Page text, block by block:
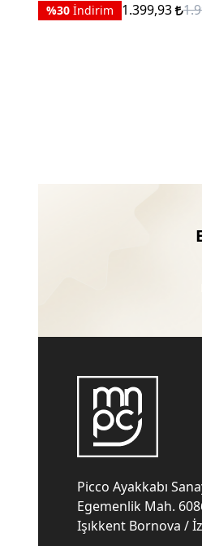
%30 İndirim 1.399,93
Picco Ayakkabı
Egemenlik Mah.
Işıkkent Bornova /